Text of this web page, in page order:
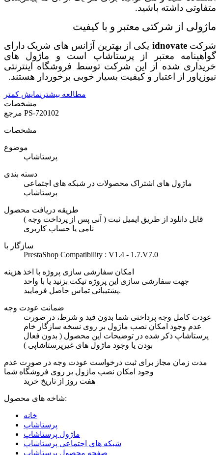
متفاوتی داشته باشید.
ماژولی از شرکتی معتبر و با کیفیت
شرکتidnovate یکی از بهترین آژانس های شریک دارای
گواهینامه معتبر از پرستاشاپ است و ماژول های
خریداری شده از این شرکت توسط فروشگاه اینترنتی
نیوزپاور از اعتبار و کیفیت بسیار خوبی برخوردار هستند.
مطالعه بیشتر نمایش کمتر
مشخصات
PS-720102
مشخصات
موضوع
پرستاشاپ
دسته بندی
ماژول های اشتراک محصولات در شبکه های اجتماعی
پرستاشاپ
طریقه دریافت محصول
( آنی پس از پرداخت وجه ) قابل دانلود از طریق ایمیل ثبت
نامی یا حساب کاربری
سازگار با
PrestaShop Compatibility : V1.4 - 1.7.V7.0
امکان سفارشی سازی پروژه با اخذ هزینه
جهت سفارشی سازی این پروژه تیکت بزنید یا با واحد
پشتیبانی تماس حاصل فرمایید.
ضمانت عودت وجه
عودت کامل وجه پرداختی شما بدون قید و شرط، در صورت
عدم وجود امکان نصب ماژول بر روی نسخه سازگار خام
پرستاشاپ ذکر شده در توضیحات این محصول ( بدون فعال
بودن یا وجود ماژول های غیرپرستاشاپی )
مدت زمان مجاز برای ثبت درخواست عودت وجه در صورت عدم
وجود امکان نصب ماژول بر روی فروشگاه شما
هفت روز از تاریخ خرید
شاخه های محصول:
خانه
پرستاشاپ
ماژول پرستاشاپ
شبکه های اجتماعی پرستاشاپ
صفحه محصول پرستاشاپ